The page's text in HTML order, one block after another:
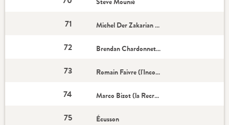
71 Michel Der Zakarian (Coach)
72 Brendan Chardonnet (Capitaine)
73 Romain Faivre (l'Incontournable)
74 Marco Bizot (la Recrue)
75 Écusson